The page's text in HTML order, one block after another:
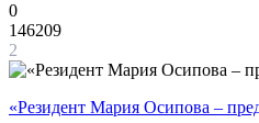
0
146209
2
«Резидент Мария Осипова –